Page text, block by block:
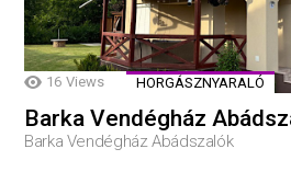
16 Views HORGÁSZNYARALÓ
Barka Vendégház
Barka Vendégház Abádszalók